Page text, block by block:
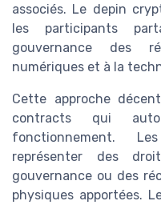
associés. Le depin
les participants
gouvernance des
numériques et à la
Cette approche
contracts qui
fonctionnement.
représenter des
gouvernance ou des
physiques apportées.